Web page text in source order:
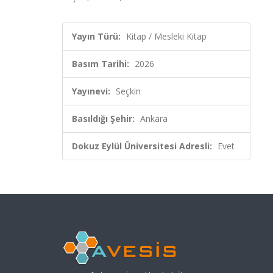
Yayın Türü: Kitap / Mesleki Kitap
Basım Tarihi: 2026
Yayınevi: Seçkin
Basıldığı Şehir: Ankara
Dokuz Eylül Üniversitesi Adresli: Evet